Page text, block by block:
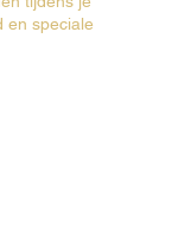
en speciale